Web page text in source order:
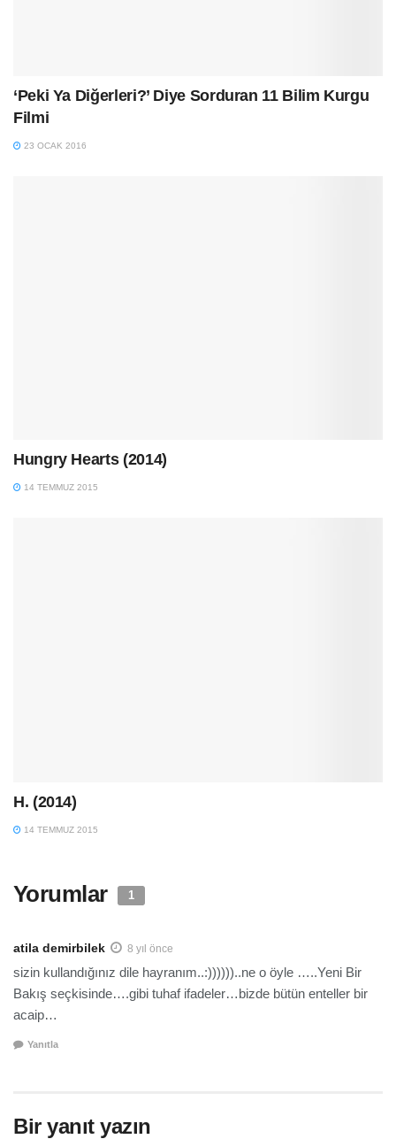
‘Peki Ya Diğerleri?’ Diye Sorduran 11 Bilim Kurgu
Filmi
23 OCAK 2016
Hungry Hearts (2014)
14 TEMMUZ 2015
H. (2014)
14 TEMMUZ 2015
Yorumlar 1
atila demirbilek 8 yıl önce
sizin kullandığınız dile hayranım..:))))))..ne o öyle …..Yeni Bir
Bakış seçkisinde….gibi tuhaf ifadeler…bizde bütün enteller bir
acaip…
Yanıtla
Bir yanıt yazın